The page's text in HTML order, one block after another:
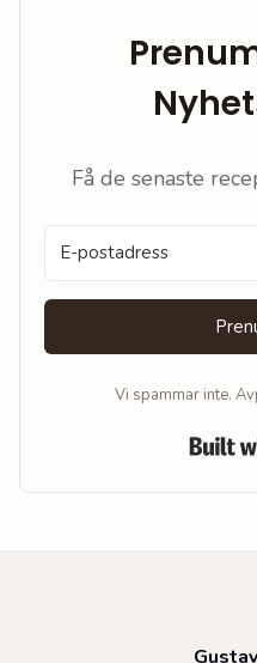
Få de senaste
Vi spammar inte.